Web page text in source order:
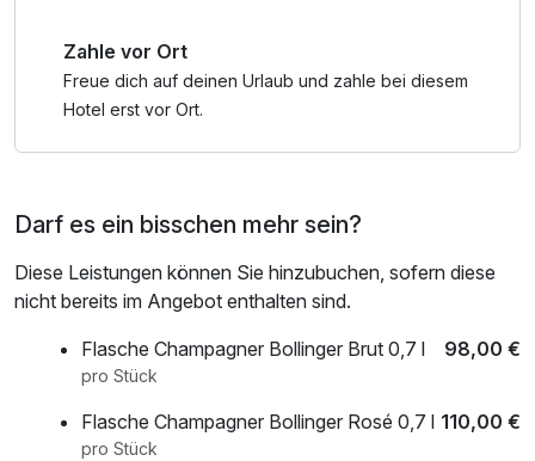
Gestalten Sie Ihre persönliche Auszeit ganz individuell
nach Ihren Wünschen.
Zahle vor Ort
Freue dich auf deinen Urlaub und zahle bei diesem
Hotel erst vor Ort.
Darf es ein bisschen mehr sein?
Diese Leistungen können Sie hinzubuchen, sofern diese
nicht bereits im Angebot enthalten sind.
Flasche Champagner Bollinger Brut 0,7 l
98,00 €
pro Stück
Flasche Champagner Bollinger Rosé 0,7 l 110,00 €
pro Stück